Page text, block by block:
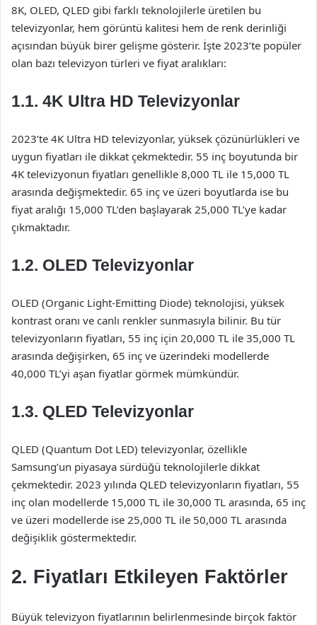
8K, OLED, QLED gibi farklı teknolojilerle üretilen bu
televizyonlar, hem görüntü kalitesi hem de renk derinliği
açısından büyük birer gelişme gösterir. İşte 2023’te popüler
olan bazı televizyon türleri ve fiyat aralıkları:
1.1. 4K Ultra HD Televizyonlar
2023’te 4K Ultra HD televizyonlar, yüksek çözünürlükleri ve
uygun fiyatları ile dikkat çekmektedir. 55 inç boyutunda bir
4K televizyonun fiyatları genellikle 8,000 TL ile 15,000 TL
arasında değişmektedir. 65 inç ve üzeri boyutlarda ise bu
fiyat aralığı 15,000 TL’den başlayarak 25,000 TL’ye kadar
çıkmaktadır.
1.2. OLED Televizyonlar
OLED (Organic Light-Emitting Diode) teknolojisi, yüksek
kontrast oranı ve canlı renkler sunmasıyla bilinir. Bu tür
televizyonların fiyatları, 55 inç için 20,000 TL ile 35,000 TL
arasında değişirken, 65 inç ve üzerindeki modellerde
40,000 TL’yi aşan fiyatlar görmek mümkündür.
1.3. QLED Televizyonlar
QLED (Quantum Dot LED) televizyonlar, özellikle
Samsung’un piyasaya sürdüğü teknolojilerle dikkat
çekmektedir. 2023 yılında QLED televizyonların fiyatları, 55
inç olan modellerde 15,000 TL ile 30,000 TL arasında, 65 inç
ve üzeri modellerde ise 25,000 TL ile 50,000 TL arasında
değişiklik göstermektedir.
2. Fiyatları Etkileyen Faktörler
Büyük televizyon fiyatlarının belirlenmesinde birçok faktör